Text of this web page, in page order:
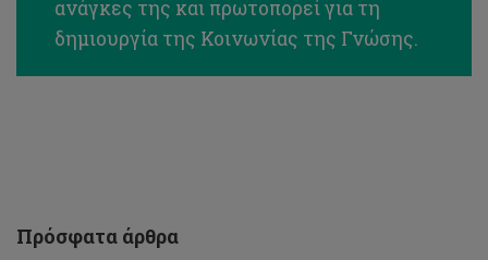
ανάγκες της και πρωτοπορεί για τη
δημιουργία της Κοινωνίας της Γνώσης.
Πρόσφατα άρθρα
με
4,000